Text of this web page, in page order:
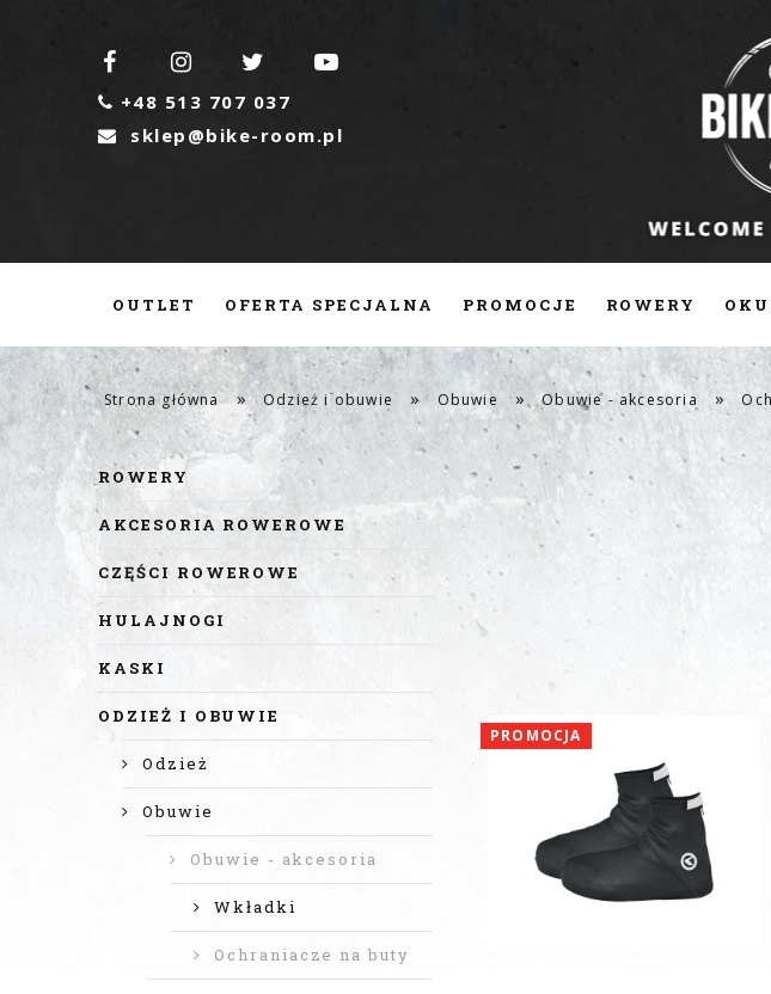
   
 +48 513 707 037
 sklep@bike-room.pl
OUTLET OFERTA SPECJALNA PROMOCJE ROWERY
CZĘŚCI ROWEROWE SERWIS KONTAKT PRACA
Strona główna » Odzież i obuwie » Obuwie » Obuwie - akcesoria »
ROWERY
AKCESORIA ROWEROWE
CZĘŚCI ROWEROWE
HULAJNOGI
KASKI
ODZIEŻ I OBUWIE
Odzież
Obuwie
Obuwie - akcesoria
Wkładki
Ochraniacze na buty
PROMOCJA